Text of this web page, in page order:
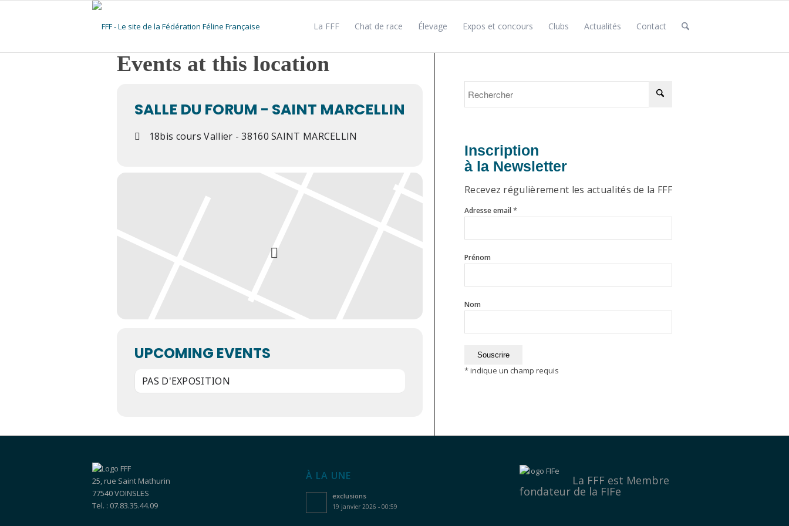
La FFF Chat de race Élevage Expos et concours Clubs Actualités Contact
Events at this location
SALLE DU FORUM - SAINT MARCELLIN
18bis cours Vallier - 38160 SAINT MARCELLIN
UPCOMING EVENTS
PAS D'EXPOSITION
Inscription
à la Newsletter
Recevez régulièrement les actualités de la FFF
Adresse email*
Prénom
Nom
*indique un champ requis
25, rue Saint Mathurin
77540 VOINSLES
Tel. : 07.83.35.44.09
À LA UNE
exclusions
19 janvier 2026 - 00:59
La FFF est Membre
fondateur de la FIFe